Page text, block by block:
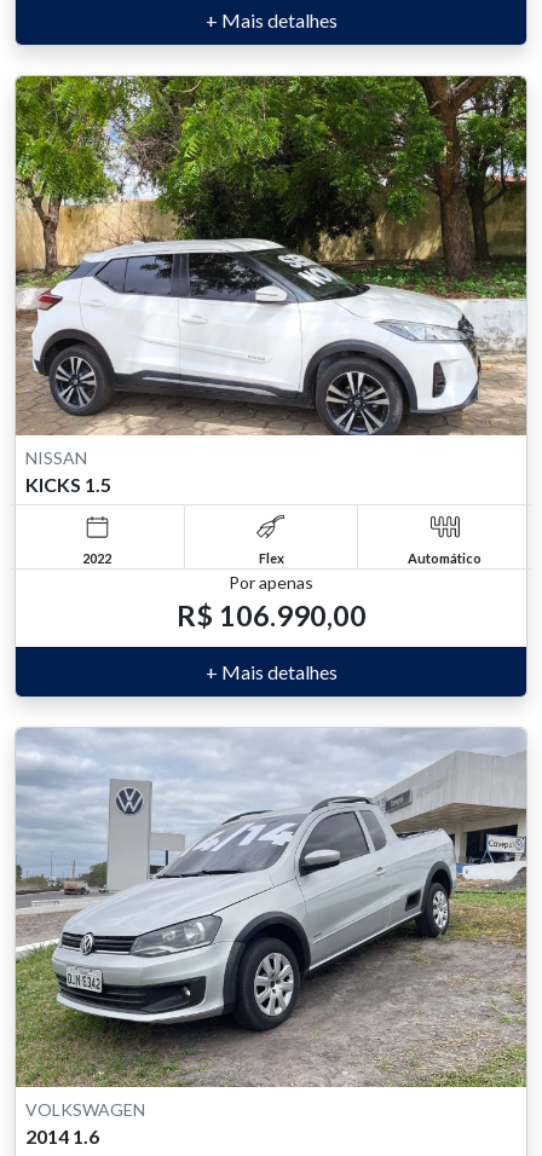
+ Mais detalhes
NISSAN
KICKS 1.5
2022 Flex Automático
Por apenas
R$ 106.990,00
+ Mais detalhes
VOLKSWAGEN
2014 1.6